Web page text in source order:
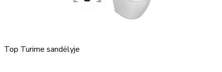
Top Turime sandėlyje